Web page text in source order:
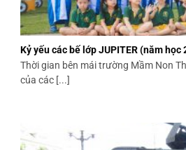
Kỷ yếu các bế lớp JUPITER (năm
Thời gian bên mái trường Mầm Non
của các [...]